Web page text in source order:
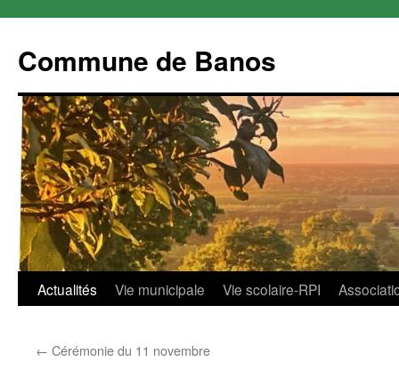
Commune de Banos
Aller
contenu
Actualités Vie municipale Vie scolaire-RPI
← Cérémonie du 11 novembre